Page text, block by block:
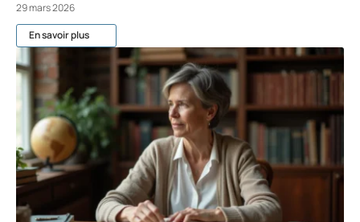
29 mars 2026
En savoir plus